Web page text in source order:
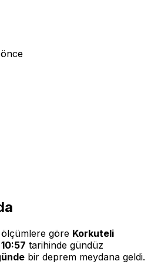
ölçümlere göre Korkuteli
tarihinde gündüz
bir deprem meydana geldi.